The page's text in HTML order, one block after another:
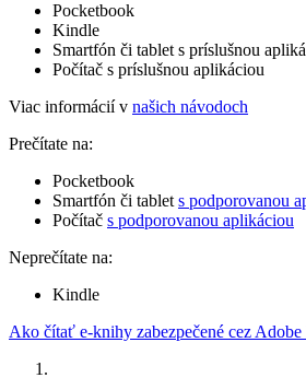
Pocketbook
Kindle
Smartfón či tablet s príslušnou
Počítač s príslušnou aplikáciou
Viac informácií v našich návodoch
Prečítate na:
Pocketbook
Smartfón či tablet s podporovanou
Počítač s podporovanou aplikáciou
Neprečítate na:
Kindle
Ako čítať e-knihy zabezpečené cez